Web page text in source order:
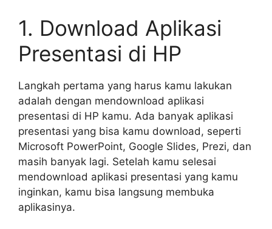
1. Download Aplikasi
Presentasi di HP
Langkah pertama yang harus kamu lakukan
adalah dengan mendownload aplikasi
presentasi di HP kamu. Ada banyak aplikasi
presentasi yang bisa kamu download, seperti
Microsoft PowerPoint, Google Slides, Prezi, dan
masih banyak lagi. Setelah kamu selesai
mendownload aplikasi presentasi yang kamu
inginkan, kamu bisa langsung membuka
aplikasinya.